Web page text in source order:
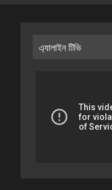
এ্যালাইন টিভি